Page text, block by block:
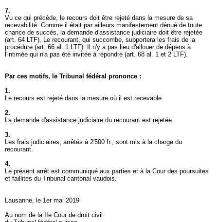
7.
Vu ce qui précède, le recours doit être rejeté dans la mesure de sa
recevabilité. Comme il était par ailleurs manifestement dénué de toute
chance de succès, la demande d'assistance judiciaire doit être rejetée
(art. 64 LTF). Le recourant, qui succombe, supportera les frais de la
procédure (art. 66 al. 1 LTF). Il n'y a pas lieu d'allouer de dépens à
l'intimée qui n'a pas été invitée à répondre (art. 68 al. 1 et 2 LTF).
Par ces motifs, le Tribunal fédéral prononce :
1.
Le recours est rejeté dans la mesure où il est recevable.
2.
La demande d'assistance judiciaire du recourant est rejetée.
3.
Les frais judiciaires, arrêtés à 2'500 fr., sont mis à la charge du
recourant.
4.
Le présent arrêt est communiqué aux parties et à la Cour des poursuites
et faillites du Tribunal cantonal vaudois.
Lausanne, le 1er mai 2019
Au nom de la IIe Cour de droit civil